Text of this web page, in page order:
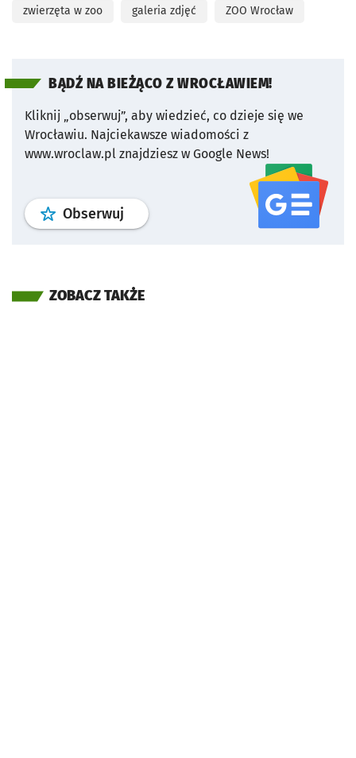
zwierzęta w zoo galeria zdjęć ZOO Wrocław
BĄDŹ NA BIEŻĄCO Z WROCŁAWIEM!
Kliknij „obserwuj”, aby wiedzieć, co dzieje się we
Wrocławiu. Najciekawsze wiadomości z
www.wroclaw.pl znajdziesz w Google News!
Obserwuj profil serwisu
ZOBACZ TAKŻE